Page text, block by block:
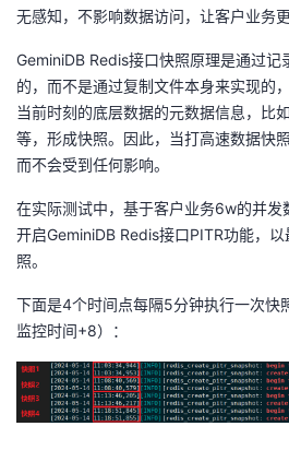
学
堂
我
的
课
我
的
证
我
实
验
的
收
持
我
的
技
术
持
我
的
云
建
议
无感知，不影响数据访问，让客户业务更
GeminiDB Redis接口快照原理是通过记
的，而不是通过复制文件本身来实现的
当前时刻的底层数据的元数据信息，比
等，形成快照。因此，当打高速数据快
而不会受到任何影响。
在实际测试中，基于客户业务6w的并发
开启GeminiDB Redis接口PITR功能，以
照。
下面是4个时间点每隔5分钟执行一次快
监控时间+8）：